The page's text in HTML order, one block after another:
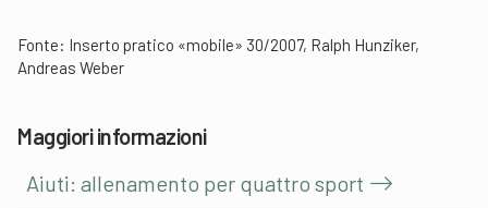
Fonte: Inserto pratico «mobile» 30/2007, Ralph Hunziker,
Andreas Weber
Maggiori informazioni
Aiuti: allenamento per quattro sport